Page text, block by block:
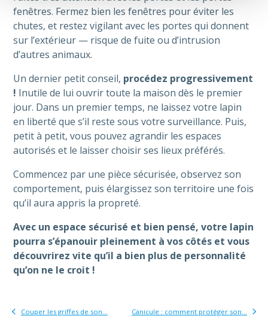
fenêtres. Fermez bien les fenêtres pour éviter les
chutes, et restez vigilant avec les portes qui donnent
sur l’extérieur — risque de fuite ou d’intrusion
d’autres animaux.
Un dernier petit conseil, procédez progressivement
! Inutile de lui ouvrir toute la maison dès le premier
jour. Dans un premier temps, ne laissez votre lapin
en liberté que s’il reste sous votre surveillance. Puis,
petit à petit, vous pouvez agrandir les espaces
autorisés et le laisser choisir ses lieux préférés.
Commencez par une pièce sécurisée, observez son
comportement, puis élargissez son territoire une fois
qu’il aura appris la propreté.
Avec un espace sécurisé et bien pensé, votre lapin
pourra s’épanouir pleinement à vos côtés et vous
découvrirez vite qu’il a bien plus de personnalité
qu’on ne le croit !
Couper les griffes de son... Canicule : comment protéger son...